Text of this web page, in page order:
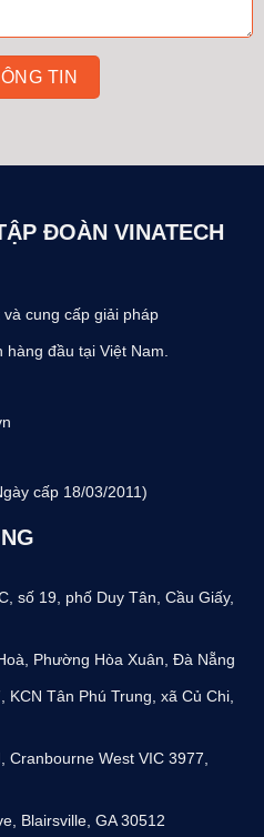
ĐOÀN VINATECH
cung cấp giải pháp
đầu tại Việt Nam.
cấp 18/03/2011)
số 19, phố Duy Tân, Cầu Giấy,
Phường Hòa Xuân, Đà Nẵng
Tân Phú Trung, xã Củ Chi,
Cranbourne West VIC 3977,
Blairsville, GA 30512